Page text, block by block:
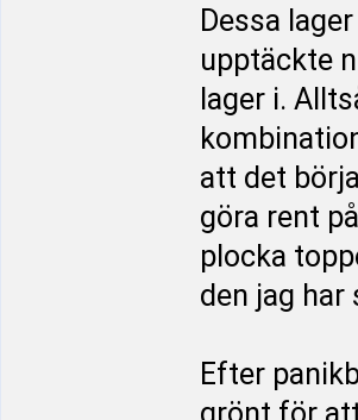
Dessa
upptäckte
lager i.
att det
göra rent
plocka
den jag har
Efter